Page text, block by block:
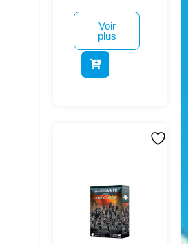
Voir
plus